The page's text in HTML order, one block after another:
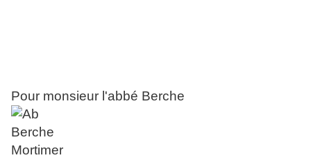
Pour monsieur l'abbé Berche